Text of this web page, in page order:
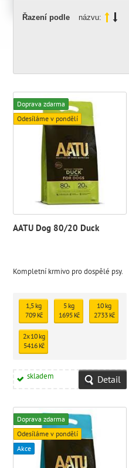
Řazení podle názvu:
Doprava zdarma
Odesíláme v pondělí
AATU Dog 80/20 Duck
Kompletní krmivo pro dospělé psy.
1,5 kg
709 Kč
5 kg
1695 Kč
10 kg
2733 Kč
2x 10 kg
5416 Kč
skladem Detail
Doprava zdarma
Odesíláme v pondělí
Akce